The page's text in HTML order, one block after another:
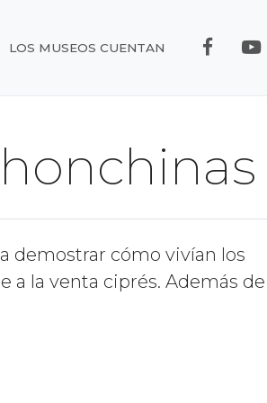
LOS MUSEOS CUENTAN
demostrar cómo vivían los
a la venta ciprés. Además de